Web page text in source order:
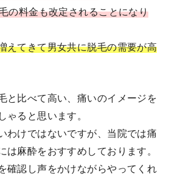
の料金も改定されることになり
えてきて男女共に脱毛の需要が高
と比べて高い、痛いのイメージを
ゃると思います。
わけではないですが、当院では痛
は麻酔をおすすめしております。
確認し声をかけながらやってくれ